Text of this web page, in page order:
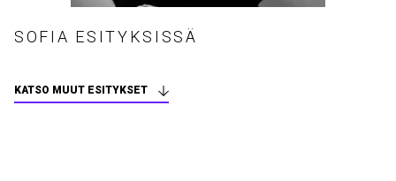
SOFIA ESITYKSISSÄ
KATSO MUUT ESITYKSET